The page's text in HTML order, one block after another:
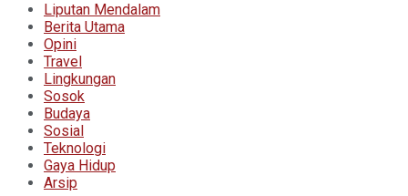
Liputan Mendalam
Berita Utama
Opini
Travel
Lingkungan
Sosok
Budaya
Sosial
Teknologi
Gaya Hidup
Arsip